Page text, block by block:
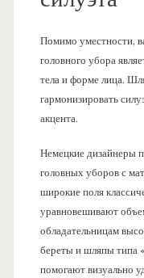
Помимо уместности,
головного убора
тела и форме лица.
гармонизировать
акцента.
Немецкие дизайнеры
головных уборов с
широкие поля
уравновешивают
обладательницам
береты и шляпы типа
помогают визуально